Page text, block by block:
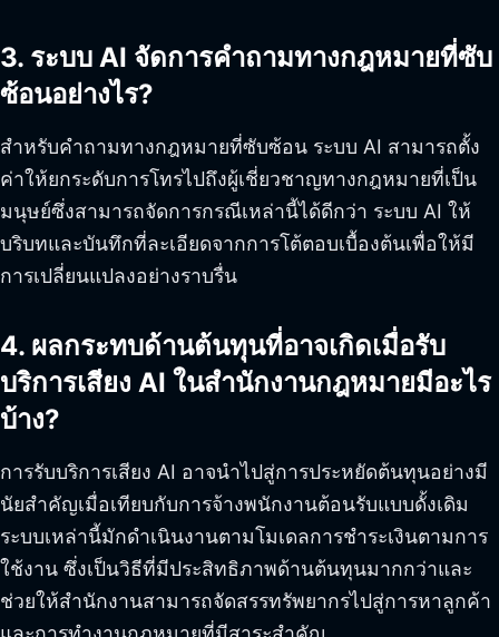
3. ระบบ AI จัดการคำถามทางกฎหมายที่ซับ
ซ้อนอย่างไร?
สำหรับคำถามทางกฎหมายที่ซับซ้อน ระบบ AI สามารถตั้ง
ค่าให้ยกระดับการโทรไปถึงผู้เชี่ยวชาญทางกฎหมายที่เป็น
มนุษย์ซึ่งสามารถจัดการกรณีเหล่านี้ได้ดีกว่า ระบบ AI ให้
บริบทและบันทึกที่ละเอียดจากการโต้ตอบเบื้องต้นเพื่อให้มี
การเปลี่ยนแปลงอย่างราบรื่น
4. ผลกระทบด้านต้นทุนที่อาจเกิดเมื่อรับ
บริการเสียง AI ในสำนักงานกฎหมายมีอะไร
บ้าง?
การรับบริการเสียง AI อาจนำไปสู่การประหยัดต้นทุนอย่างมี
นัยสำคัญเมื่อเทียบกับการจ้างพนักงานต้อนรับแบบดั้งเดิม
ระบบเหล่านี้มักดำเนินงานตามโมเดลการชำระเงินตามการ
ใช้งาน ซึ่งเป็นวิธีที่มีประสิทธิภาพด้านต้นทุนมากกว่าและ
ช่วยให้สำนักงานสามารถจัดสรรทรัพยากรไปสู่การหาลูกค้า